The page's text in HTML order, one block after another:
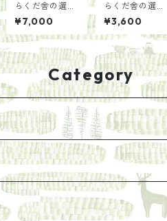
らくだ舎の選書
「川」
¥7,000
らくだ舎の選書
「花」
¥3,600
Category